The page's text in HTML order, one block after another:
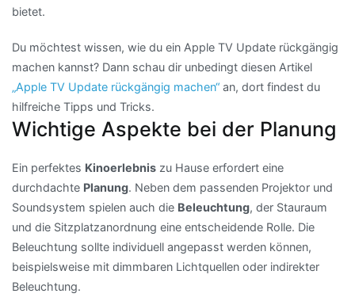
bietet.
Du möchtest wissen, wie du ein Apple TV Update rückgängig
machen kannst? Dann schau dir unbedingt diesen Artikel
„Apple TV Update rückgängig machen“ an, dort findest du
hilfreiche Tipps und Tricks.
Wichtige Aspekte bei der Planung
Ein perfektes Kinoerlebnis zu Hause erfordert eine
durchdachte Planung. Neben dem passenden Projektor und
Soundsystem spielen auch die Beleuchtung, der Stauraum
und die Sitzplatzanordnung eine entscheidende Rolle. Die
Beleuchtung sollte individuell angepasst werden können,
beispielsweise mit dimmbaren Lichtquellen oder indirekter
Beleuchtung.